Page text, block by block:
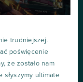
trudniejszej.
poświęcenie
że zostało nam
słyszymy ultimate